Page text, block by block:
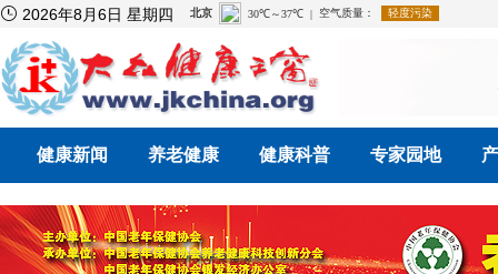
 2026年8月6日 星期四
健康新闻 养老健康 健康科普 专家园地